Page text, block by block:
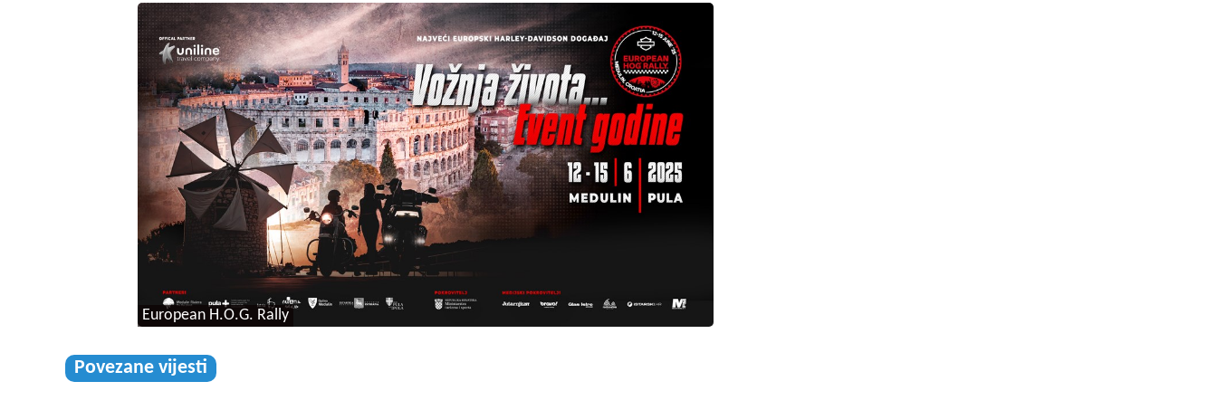
European H.O.G. Rally
Povezane vijesti